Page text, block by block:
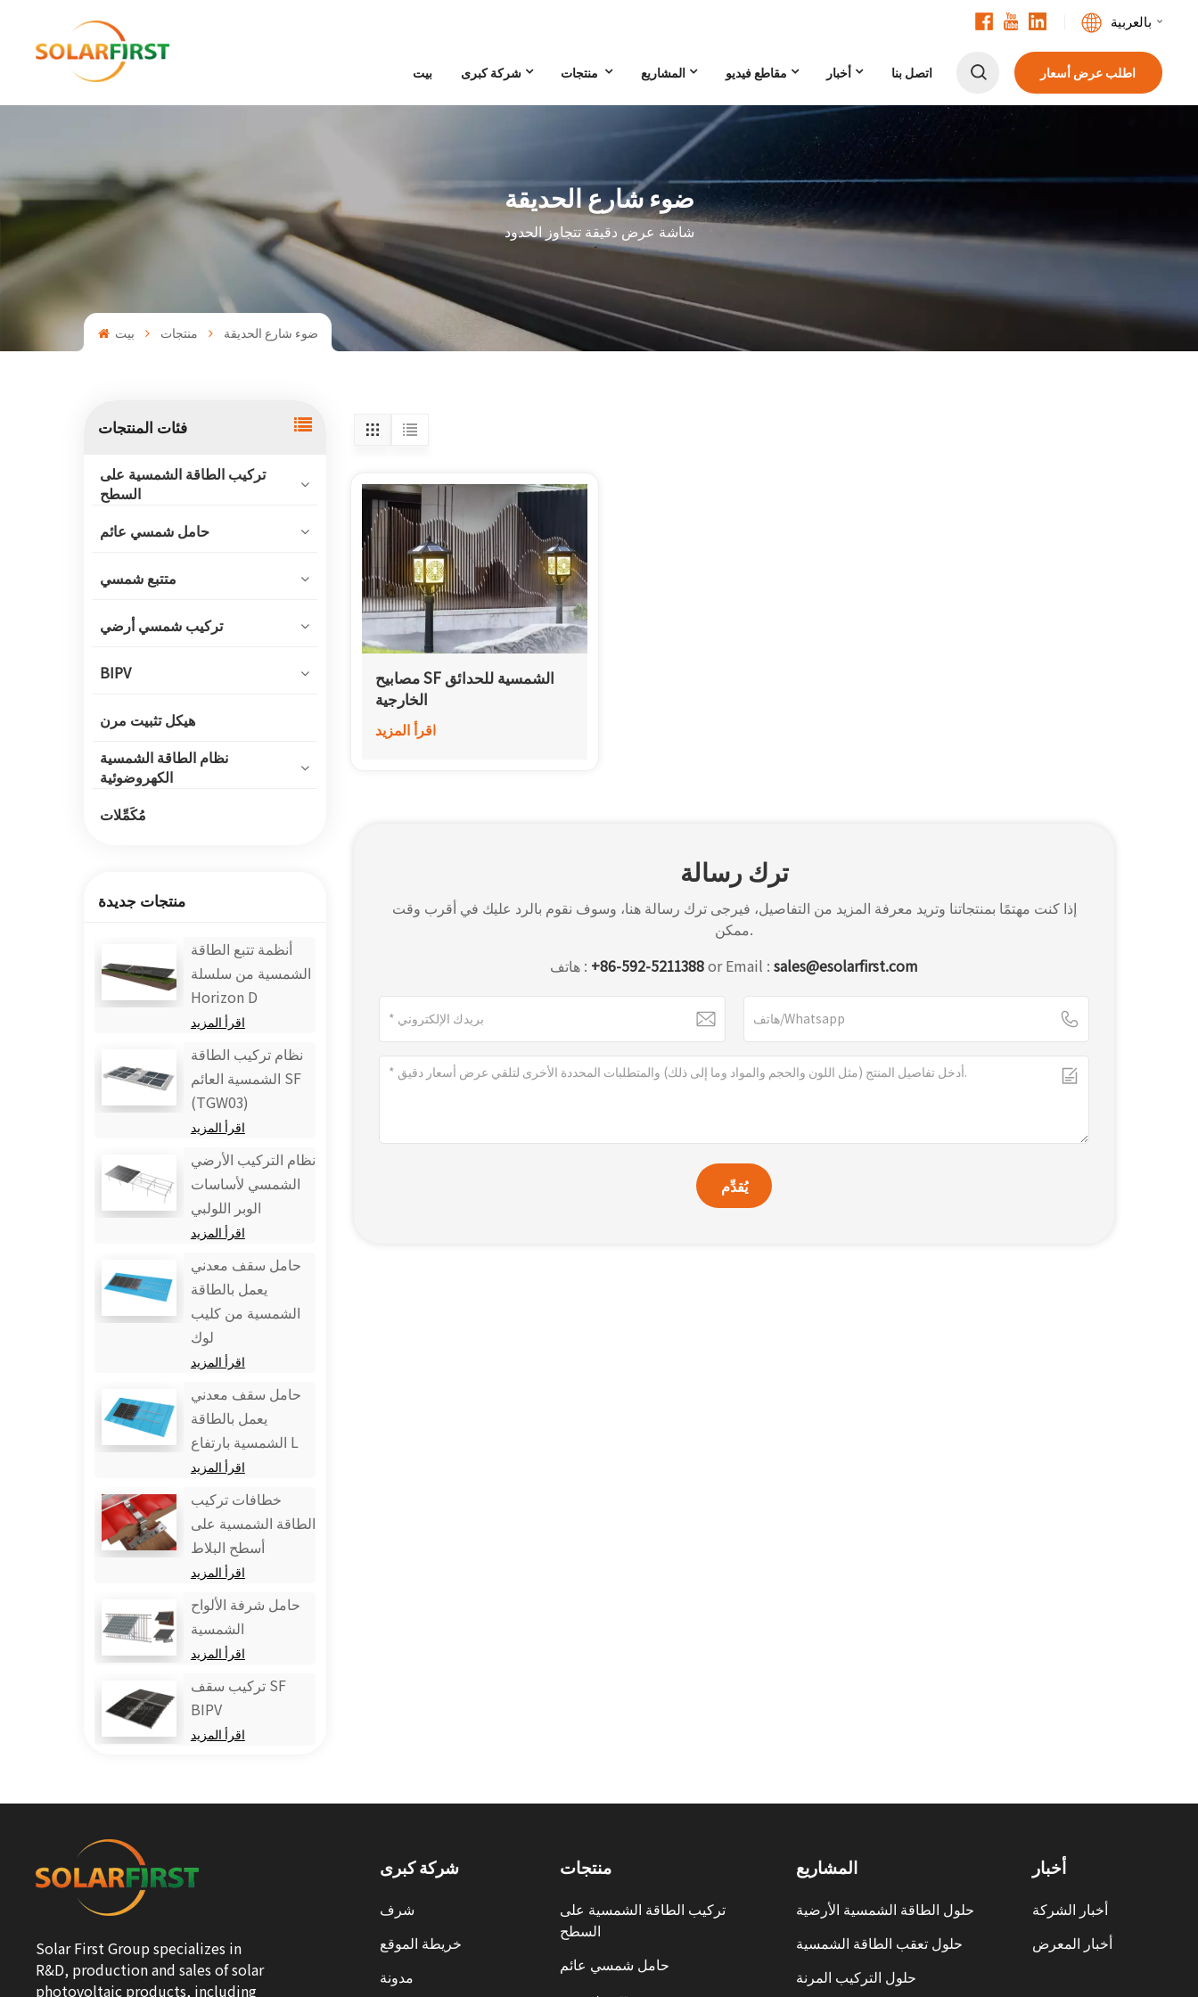
بالعربية
Deutsch
Español
بيت شركة كبرى المشاريع مقاطع فيديو أخبار اتصل بنا اطلب عرض أسعار
ضوء شارع الحديقة
شاشة عرض دقيقة تتجاوز الحدود
بيت منتجات ضوء شارع الحديقة
فئات المنتجات
تركيب الطاقة الشمسية على
السطح
حامل شمسي عائم
متتبع شمسي
تركيب شمسي أرضي
BIPV
هيكل تثبيت مرن
نظام الطاقة الشمسية
الكهروضوئية
مُكَمِّلات
منتجات جديدة
أنظمة تتبع الطاقة
الشمسية من سلسلة
Horizon D
اقرأ المزيد
نظام تركيب الطاقة
الشمسية العائم SF
(TGW03)
اقرأ المزيد
نظام التركيب الأرضي
الشمسي لأساسات
الوبر اللولبي
اقرأ المزيد
حامل سقف معدني
يعمل بالطاقة
الشمسية من كليب
لوك
اقرأ المزيد
حامل سقف معدني
يعمل بالطاقة
الشمسية بارتفاع L
اقرأ المزيد
خطافات تركيب
الطاقة الشمسية على
أسطح البلاط
اقرأ المزيد
حامل شرفة الألواح
الشمسية
اقرأ المزيد
تركيب سقف SF
BIPV
اقرأ المزيد
مصابيح SF الشمسية للحدائق
الخارجية
اقرأ المزيد
ترك رسالة
إذا كنت مهتمًا بمنتجاتنا وتريد معرفة المزيد من التفاصيل، فيرجى ترك رسالة هنا، وسوف نقوم بالرد عليك في أقرب وقت
ممكن.
هاتف : +86-592-5211388 or Email :sales@esolarfirst.com
يُقدِّم
Solar First Group specializes in
R&D, production and sales of solar
photovoltaic products, including
شركة كبرى
شرف
خريطة الموقع
مدونة
منتجات
تركيب الطاقة الشمسية على
السطح
حامل شمسي عائم
المشاريع
حلول الطاقة الشمسية الأرضية
حلول تعقب الطاقة الشمسية
حلول التركيب المرنة
أخبار
أخبار الشركة
أخبار المعرض